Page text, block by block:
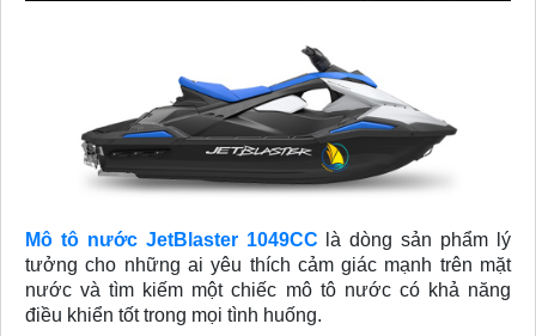
Mô tô nước JetBlaster 1049CC là dòng sản phẩm lý
tưởng cho những ai yêu thích cảm giác mạnh trên mặt
nước và tìm kiếm một chiếc mô tô nước có khả năng
điều khiển tốt trong mọi tình huống.